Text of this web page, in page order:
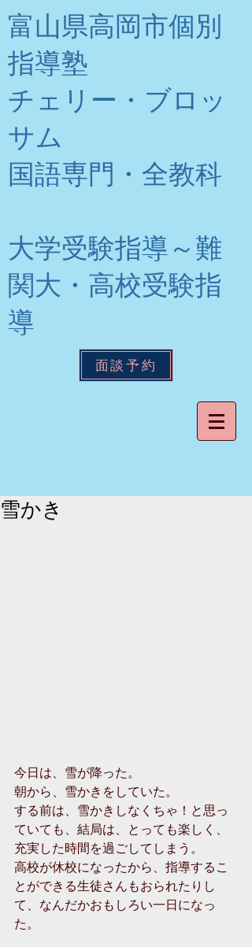
富山県高岡市個別
指導塾
チェリー・ブロッ
サム
​国語専門・全教科
大学受験指導～難
関大・高校受験指
導
面談予約
雪かき
今日は、雪が降った。
朝から、雪かきをしていた。
する前は、雪かきしなくちゃ！と思っ
ていても、結局は、とっても楽しく、
充実した時間を過ごしてしまう。
高校が休校になったから、指導するこ
とができる生徒さんもおられたりし
て、なんだかおもしろい一日になっ
た。